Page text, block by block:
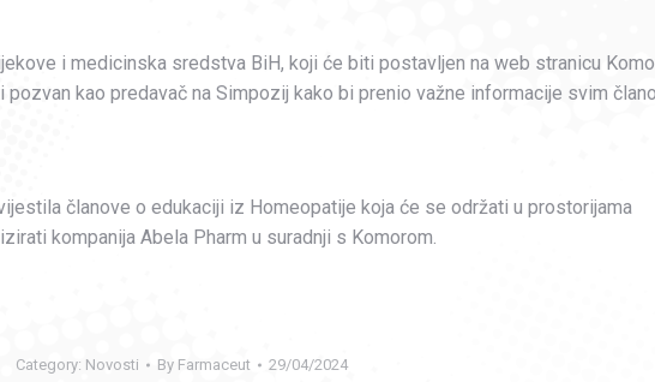
i medicinska sredstva BiH, koji će biti postavljen na web stranicu
kao predavač na Simpozij kako bi prenio važne informacije svim
članove o edukaciji iz Homeopatije koja će se održati u prostorijama
kompanija Abela Pharm u suradnji s Komorom.
Category: Novosti By Farmaceut 29/04/2024